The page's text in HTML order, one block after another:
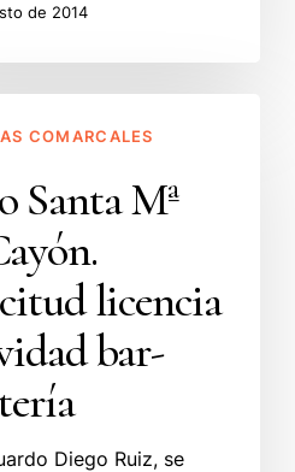
de 2014
COMARCALES
Santa Mª
licencia
bar-
Diego Ruiz, se